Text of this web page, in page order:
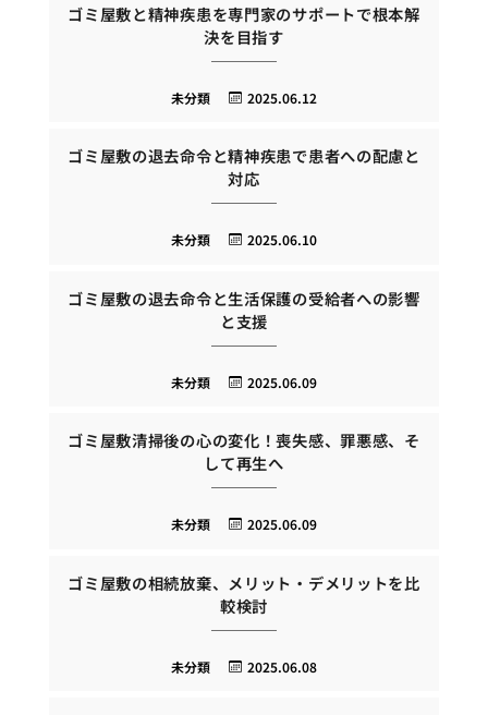
ゴミ屋敷と精神疾患を専門家のサポートで根本解
決を目指す
2025.06.12
未分類
ゴミ屋敷の退去命令と精神疾患で患者への配慮と
対応
2025.06.10
未分類
ゴミ屋敷の退去命令と生活保護の受給者への影響
と支援
2025.06.09
未分類
ゴミ屋敷清掃後の心の変化！喪失感、罪悪感、そ
して再生へ
2025.06.09
未分類
ゴミ屋敷の相続放棄、メリット・デメリットを比
較検討
2025.06.08
未分類